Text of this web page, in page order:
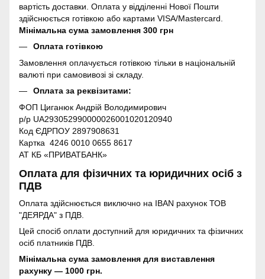
вартість доставки. Оплата у відділенні Нової Пошти
здійснюється готівкою або картами VISA/Mastercard.
Мінімальна сума замовлення 300 грн
Оплата готівкою
Замовлення оплачується готівкою тільки в національній
валюті при самовивозі зі складу.
Оплата за реквізитами:
ФОП Циганюк Андрій Володимирович
р/р UA293052990000026001020120940
Код ЄДРПОУ 2897908631
Картка 4246 0010 0655 8617
АТ КБ «ПРИВАТБАНК»
Оплата для фізичних та юридичних осіб з
ПДВ
Оплата здійснюється виключно на IBAN рахунок ТОВ
"ДЕЯРДА" з ПДВ.
Цей спосіб оплати доступний для юридичних та фізичних
осіб платників ПДВ.
Мінімальна сума замовлення для виставлення
рахунку — 1000 грн.